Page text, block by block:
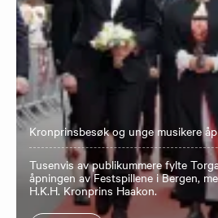
Kronprinsbesøk og unge musikere
Tusenvis av publikummere fylte
åpningen av Festspillene i Bergen,
H.K.H. Kronprins Haakon.